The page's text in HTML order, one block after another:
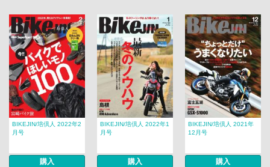
BIKEJIN/培倶人 2022年2
月号
購入
BIKEJIN/培倶人 2022年1
月号
購入
BIKEJIN/培倶人 2021年
12月号
購入